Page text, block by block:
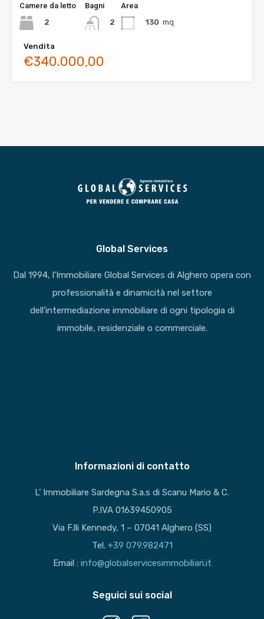
Camere da letto
2
Bagni
2
Area
130 mq
Vendita
€340.000,00
Global Services
Dal 1994, l’Immobiliare Global Services di Alghero opera con
professionalità e dinamicità nel settore
dell’intermediazione immobiliare di ogni tipologia di
immobile, residenziale o commerciale.
Informazioni di contatto
L’ Immobiliare Sardegna S.a.s di Scanu Mario & C.
P.IVA 01639450905
Via F.lli Kennedy, 1 – 07041 Alghero (SS)
Tel. +39 079.982471
Email : info@globalservicesimmobiliari.it
Seguici sui social